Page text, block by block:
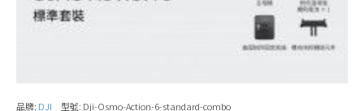
品牌: DJI 型號: Dji-Osmo-Action-6-standard-combo